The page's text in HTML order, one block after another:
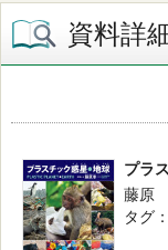
資料詳
プラ
藤原
タグ